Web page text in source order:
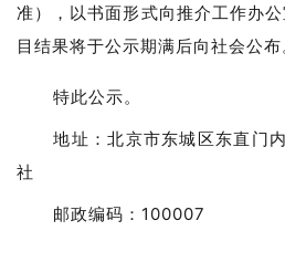
准），以书面形式向推介工作办
目结果将于公示期满后向社会公布
特此公示。
地址：北京市东城区东直门
社
邮政编码：100007